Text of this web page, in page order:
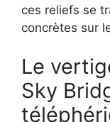
ces reliefs se
concrètes sur
Le
Sky